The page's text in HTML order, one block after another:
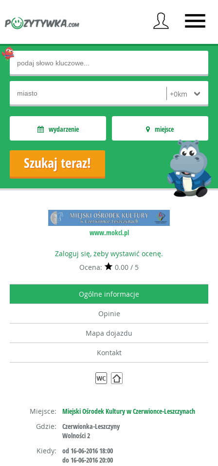
wydarzenie miejsce
www.mokcl.pl
Zaloguj się, żeby wystawić ocenę.
Ocena:
0.00 / 5
Ogólne informacje
Opinie
Mapa dojazdu
Kontakt
Miejsce:
Miejski Ośrodek Kultury w Czerwionce-Leszczynach
Gdzie:
Czerwionka-Leszczyny
Wolności 2
Kiedy:
od 16-06-2016 18:00
do 16-06-2016 20:00